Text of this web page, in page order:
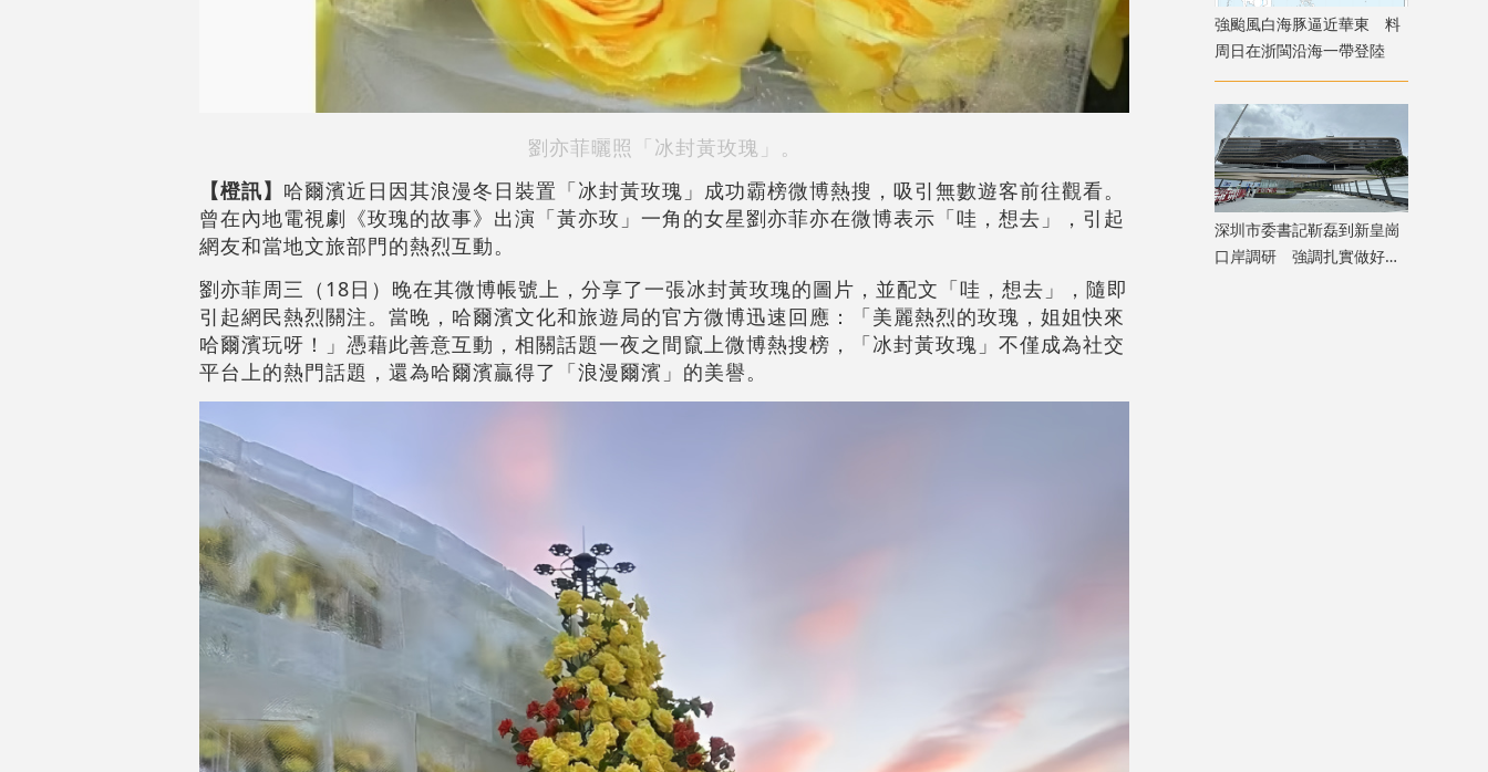
劉亦菲曬照「冰封黃玫瑰」。
【橙訊】 哈爾濱近日因其浪漫冬日裝置「冰封黃玫瑰」成功霸榜微博熱搜，吸引無數遊客前往觀看。
曾在內地電視劇《玫瑰的故事》出演「黃亦玫」一角的女星劉亦菲亦在微博表示「哇，想去」，引起
網友和當地文旅部門的熱烈互動。
劉亦菲周三（18日）晚在其微博帳號上，分享了一張冰封黃玫瑰的圖片，並配文「哇，想去」，隨即
引起網民熱烈關注。當晚，哈爾濱文化和旅遊局的官方微博迅速回應：「美麗熱烈的玫瑰，姐姐快來
哈爾濱玩呀！」憑藉此善意互動，相關話題一夜之間竄上微博熱搜榜，「冰封黃玫瑰」不僅成為社交
平台上的熱門話題，還為哈爾濱贏得了「浪漫爾濱」的美譽。
強颱風白海豚逼近華東 料
周日在浙閩沿海一帶登陸
深圳市委書記靳磊到新皇崗
口岸調研 強調扎實做好開